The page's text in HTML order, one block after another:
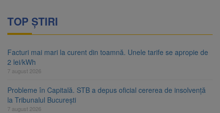
TOP ȘTIRI
Facturi mai mari la curent din toamnă. Unele tarife se apropie de
2 lei/kWh
7 august 2026
Probleme în Capitală. STB a depus oficial cererea de insolvență
la Tribunalul București
7 august 2026